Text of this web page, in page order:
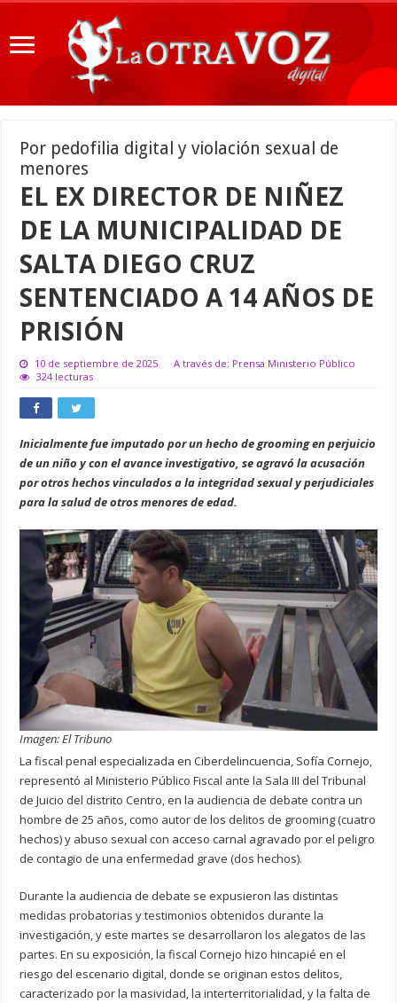
Por pedofilia digital y violación sexual de
menores
EL EX DIRECTOR DE NIÑEZ
DE LA MUNICIPALIDAD DE
SALTA DIEGO CRUZ
SENTENCIADO A 14 AÑOS DE
PRISIÓN
10 de septiembre de 2025
A través de: Prensa Ministerio Público
324 lecturas
Inicialmente fue imputado por un hecho de grooming en perjuicio
de un niño y con el avance investigativo, se agravó la acusación
por otros hechos vinculados a la integridad sexual y perjudiciales
para la salud de otros menores de edad.
Imagen: El Tribuno
La fiscal penal especializada en Ciberdelincuencia, Sofía Cornejo,
representó al Ministerio Público Fiscal ante la Sala III del Tribunal
de Juicio del distrito Centro, en la audiencia de debate contra un
hombre de 25 años, como autor de los delitos de grooming (cuatro
hechos) y abuso sexual con acceso carnal agravado por el peligro
de contagio de una enfermedad grave (dos hechos).
Durante la audiencia de debate se expusieron las distintas
medidas probatorias y testimonios obtenidos durante la
investigación, y este martes se desarrollaron los alegatos de las
partes. En su exposición, la fiscal Cornejo hizo hincapié en el
riesgo del escenario digital, donde se originan estos delitos,
caracterizado por la masividad, la interterritorialidad, y la falta de